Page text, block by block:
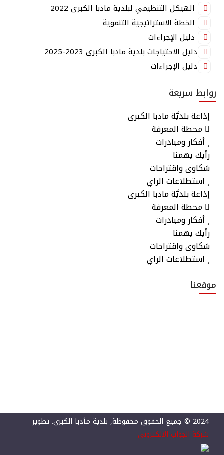
الهيكل التنظيمي لبلدية مادبا الكبرى 2022
الخطة الاستراتيجية التنموية
دليل الإجراءات
دليل الاحتياجات بلدية مادبا الكبرى 2023-2025
دليل الإجراءات
روابط سريعة
إذاعة بلديَّة مادبا الكبرى
محطة المعرفة
أفكار ومبادرات
رأيك يهمنا
شكاوى واقتراحات
استطلاعات الراي
إذاعة بلديَّة مادبا الكبرى
محطة المعرفة
أفكار ومبادرات
رأيك يهمنا
شكاوى واقتراحات
استطلاعات الراي
موقعنا
2024 © جميع الحقوق محفوظة, بلدية مأدبا الكبرى. تطوير
شركة الجواب الالكتروني